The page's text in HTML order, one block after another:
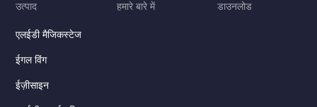
उत्पाद
एलईडी मैजिकस्टेज
ईगल विंग
ईज़ीसाइन
हमारे बारे में डाउनलोड